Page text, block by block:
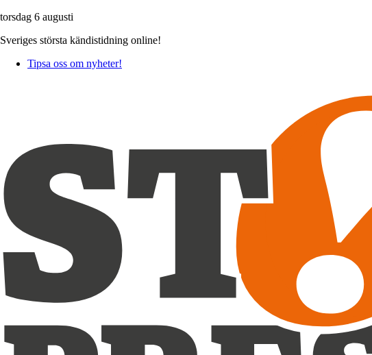
torsdag 6 augusti
Sveriges största kändistidning online!
Tipsa oss om nyheter!